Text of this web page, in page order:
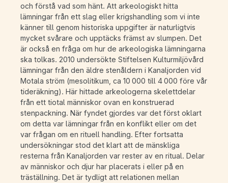
och förstå vad som hänt. Att arkeologiskt hitta
lämningar från ett slag eller krigshandling som vi inte
känner till genom historiska uppgifter är naturligtvis
mycket svårare och upptäcks främst av slumpen. Det
är också en fråga om hur de arkeologiska lämningarna
ska tolkas. 2010 undersökte Stiftelsen Kulturmiljövård
lämningar från den äldre stenåldern i Kanaljorden vid
Motala ström (mesolitikum, ca 10 000 till 4 000 före vår
tideräkning). Här hittade arkeologerna skelettdelar
från ett tiotal människor ovan en konstruerad
stenpackning. När fyndet gjordes var det först oklart
om detta var lämningar från en konflikt eller om det
var frågan om en rituell handling. Efter fortsatta
undersökningar stod det klart att de mänskliga
resterna från Kanaljorden var rester av en ritual. Delar
av människor och djur har placerats i eller på en
träställning. Det är tydligt att relationen mellan